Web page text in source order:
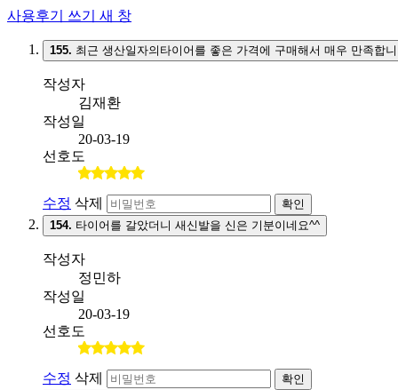
사용후기 쓰기 새 창
155. 최근 생산일자의타이어를 좋은 가격에 구매해서 매우 만족합
작성자
김재환
작성일
20-03-19
선호도
수정 삭제
확인
154. 타이어를 갈았더니 새신발을 신은 기분이네요^^
작성자
정민하
작성일
20-03-19
선호도
수정 삭제
확인